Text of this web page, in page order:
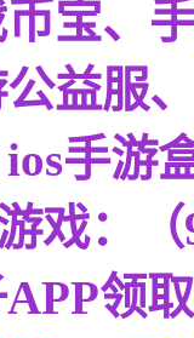
宝、
益服
手游
戏：
领